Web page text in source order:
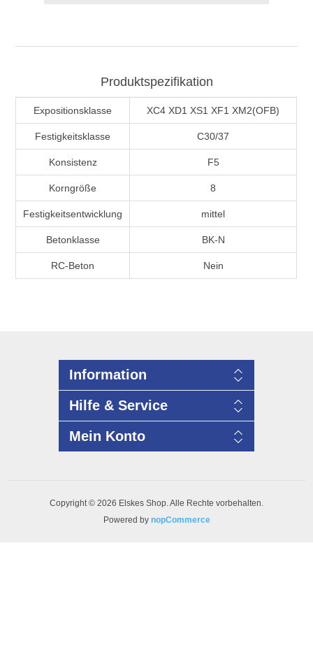
Produktspezifikation
Expositionsklasse XC4 XD1 XS1 XF1 XM2(OFB)
Festigkeitsklasse C30/37
Konsistenz F5
Korngröße 8
Festigkeitsentwicklung mittel
Betonklasse BK-N
RC-Beton Nein
Information
Hilfe & Service
Mein Konto
Copyright © 2026 Elskes Shop. Alle Rechte vorbehalten.
Powered by nopCommerce